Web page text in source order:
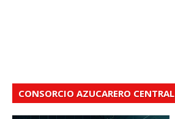
CONSORCIO AZUCARERO CENTRAL